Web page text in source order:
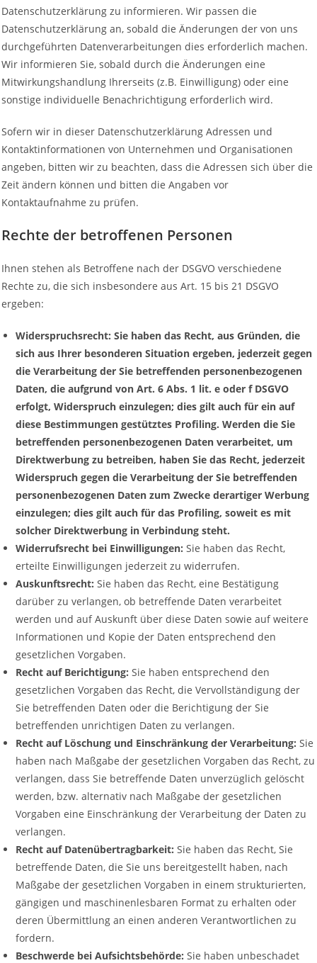
Datenschutzerklärung zu informieren. Wir passen die
Datenschutzerklärung an, sobald die Änderungen der von uns
durchgeführten Datenverarbeitungen dies erforderlich machen.
Wir informieren Sie, sobald durch die Änderungen eine
Mitwirkungshandlung Ihrerseits (z.B. Einwilligung) oder eine
sonstige individuelle Benachrichtigung erforderlich wird.
Sofern wir in dieser Datenschutzerklärung Adressen und
Kontaktinformationen von Unternehmen und Organisationen
angeben, bitten wir zu beachten, dass die Adressen sich über die
Zeit ändern können und bitten die Angaben vor
Kontaktaufnahme zu prüfen.
Rechte der betroffenen Personen
Ihnen stehen als Betroffene nach der DSGVO verschiedene
Rechte zu, die sich insbesondere aus Art. 15 bis 21 DSGVO
ergeben:
Widerspruchsrecht: Sie haben das Recht, aus Gründen, die
sich aus Ihrer besonderen Situation ergeben, jederzeit gegen
die Verarbeitung der Sie betreffenden personenbezogenen
Daten, die aufgrund von Art. 6 Abs. 1 lit. e oder f DSGVO
erfolgt, Widerspruch einzulegen; dies gilt auch für ein auf
diese Bestimmungen gestütztes Profiling. Werden die Sie
betreffenden personenbezogenen Daten verarbeitet, um
Direktwerbung zu betreiben, haben Sie das Recht, jederzeit
Widerspruch gegen die Verarbeitung der Sie betreffenden
personenbezogenen Daten zum Zwecke derartiger Werbung
einzulegen; dies gilt auch für das Profiling, soweit es mit
solcher Direktwerbung in Verbindung steht.
Widerrufsrecht bei Einwilligungen: Sie haben das Recht,
erteilte Einwilligungen jederzeit zu widerrufen.
Auskunftsrecht: Sie haben das Recht, eine Bestätigung
darüber zu verlangen, ob betreffende Daten verarbeitet
werden und auf Auskunft über diese Daten sowie auf weitere
Informationen und Kopie der Daten entsprechend den
gesetzlichen Vorgaben.
Recht auf Berichtigung: Sie haben entsprechend den
gesetzlichen Vorgaben das Recht, die Vervollständigung der
Sie betreffenden Daten oder die Berichtigung der Sie
betreffenden unrichtigen Daten zu verlangen.
Recht auf Löschung und Einschränkung der Verarbeitung: Sie
haben nach Maßgabe der gesetzlichen Vorgaben das Recht, zu
verlangen, dass Sie betreffende Daten unverzüglich gelöscht
werden, bzw. alternativ nach Maßgabe der gesetzlichen
Vorgaben eine Einschränkung der Verarbeitung der Daten zu
verlangen.
Recht auf Datenübertragbarkeit: Sie haben das Recht, Sie
betreffende Daten, die Sie uns bereitgestellt haben, nach
Maßgabe der gesetzlichen Vorgaben in einem strukturierten,
gängigen und maschinenlesbaren Format zu erhalten oder
deren Übermittlung an einen anderen Verantwortlichen zu
fordern.
Beschwerde bei Aufsichtsbehörde: Sie haben unbeschadet